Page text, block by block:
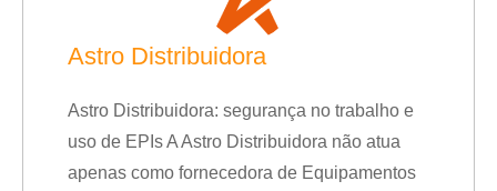
Astro Distribuidora
Astro Distribuidora: segurança no trabalho e
uso de EPIs A Astro Distribuidora não atua
apenas como fornecedora de Equipamentos